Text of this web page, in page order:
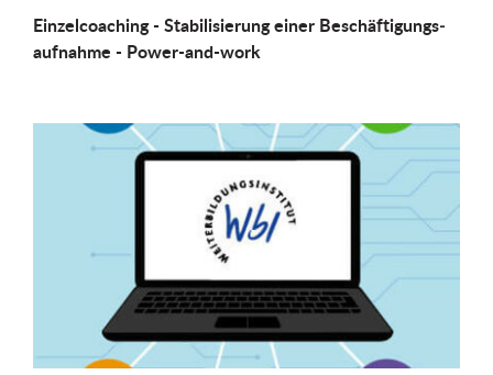
Einzel­coaching - Stabili­sierung einer Be­schäftigungs­
aufnahme - Power-and-work